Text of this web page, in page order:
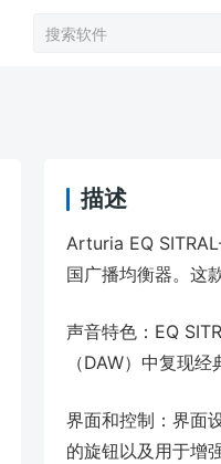
描述
Arturia EQ
国广播均衡器。这
声音特色：EQ
（DAW）中复现
界面和控制：界面
的旋钮以及用于增